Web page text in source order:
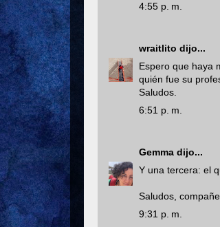
4:55 p. m.
wraitlito dijo...
Espero que haya
quién fue su
Saludos.
6:51 p. m.
Gemma dijo...
Y una tercera: el
Saludos,
9:31 p. m.